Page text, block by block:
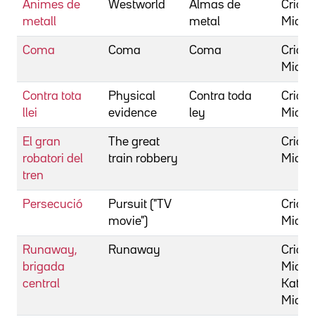
Ànimes de
metall
Westworld
Almas de
metal
Coma Coma Coma
Contra tota
llei
Physical
evidence
Contra toda
ley
El gran
robatori del
tren
The great
train robbery
Persecució
Pursuit ("TV
movie")
Runaway,
brigada
central
Runaway